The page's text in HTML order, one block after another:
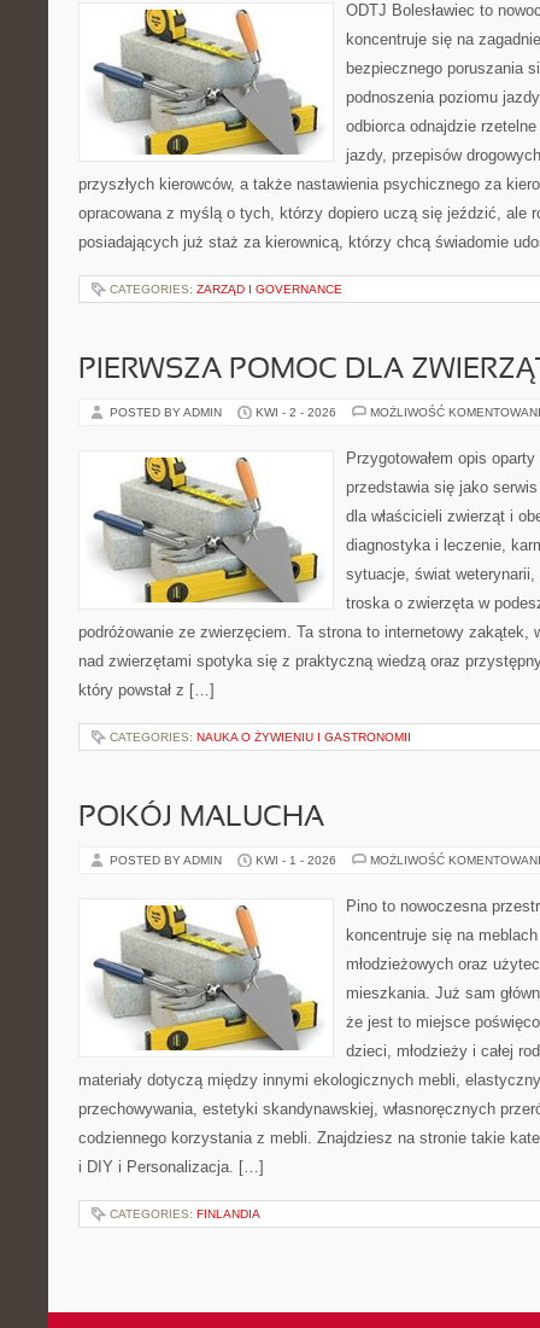
ODTJ Bolesławiec to
koncentruje się na
bezpiecznego poruszania
podnoszenia poziomu
odbiorca odnajdzie
jazdy, przepisów
przyszłych kierowców, a także nastawienia psychicznego za
opracowana z myślą o tych, którzy dopiero uczą się jeździć, ale
posiadających już staż za kierownicą, którzy chcą świadomie
CATEGORIES: ZARZĄD I GOVERNANCE
PIERWSZA POMOC DLA
POSTED BY ADMIN KWI - 2 - 2026 MOŻLIWOŚĆ
Przygotowałem opis
przedstawia się jako
dla właścicieli zwierząt i
diagnostyka i leczenie,
sytuacje, świat
troska o zwierzęta w
podróżowanie ze zwierzęciem. Ta strona to internetowy zakątek,
nad zwierzętami spotyka się z praktyczną wiedzą oraz
który powstał z […]
CATEGORIES: NAUKA O ŻYWIENIU I GASTRONOMII
POKÓJ MALUCHA
POSTED BY ADMIN KWI - 1 - 2026 MOŻLIWOŚĆ
Pino to nowoczesna
koncentruje się na
młodzieżowych oraz
mieszkania. Już sam
że jest to miejsce
dzieci, młodzieży i całej
materiały dotyczą między innymi ekologicznych mebli,
przechowywania, estetyki skandynawskiej, własnoręcznych
codziennego korzystania z mebli. Znajdziesz na stronie takie
i DIY i Personalizacja. […]
CATEGORIES: FINLANDIA